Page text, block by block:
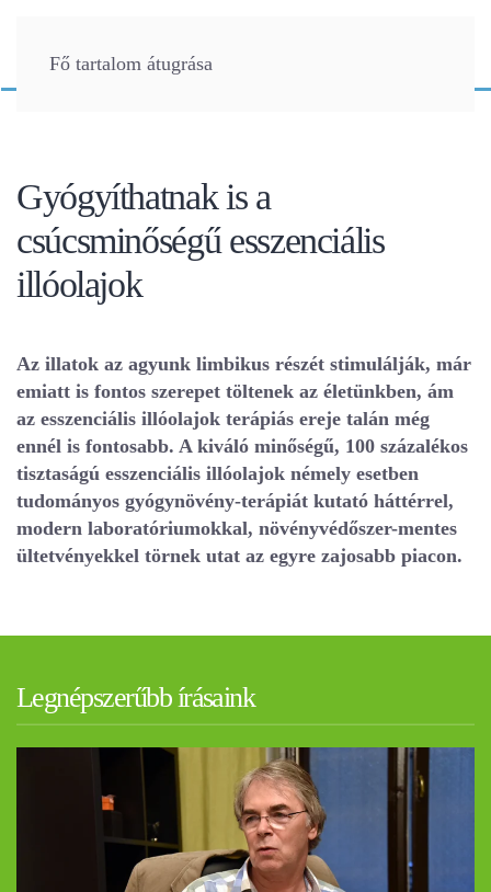
Fő tartalom átugrása
Gyógyíthatnak is a
csúcsminőségű esszenciális
illóolajok
Az illatok az agyunk limbikus részét stimulálják, már
emiatt is fontos szerepet töltenek az életünkben, ám
az esszenciális illóolajok terápiás ereje talán még
ennél is fontosabb. A kiváló minőségű, 100 százalékos
tisztaságú esszenciális illóolajok némely esetben
tudományos gyógynövény-terápiát kutató háttérrel,
modern laboratóriumokkal, növényvédőszer-mentes
ültetvényekkel törnek utat az egyre zajosabb piacon.
Legnépszerűbb írásaink